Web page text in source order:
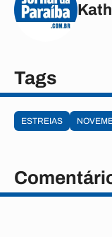
Tags
ESTREIAS